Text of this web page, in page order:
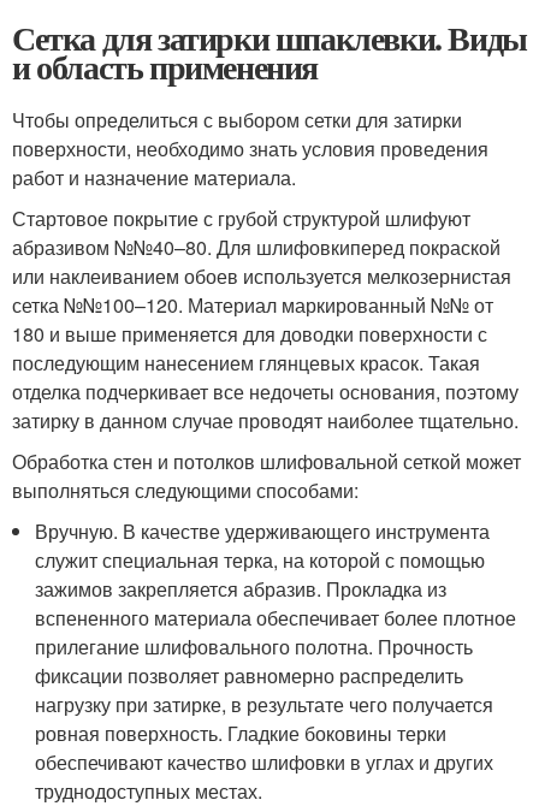
Сетка для затирки шпаклевки. Виды
и область применения
Чтобы определиться с выбором сетки для затирки
поверхности, необходимо знать условия проведения
работ и назначение материала.
Стартовое покрытие с грубой структурой шлифуют
абразивом №№40–80. Для шлифовкиперед покраской
или наклеиванием обоев используется мелкозернистая
сетка №№100–120. Материал маркированный №№ от
180 и выше применяется для доводки поверхности с
последующим нанесением глянцевых красок. Такая
отделка подчеркивает все недочеты основания, поэтому
затирку в данном случае проводят наиболее тщательно.
Обработка стен и потолков шлифовальной сеткой может
выполняться следующими способами:
Вручную. В качестве удерживающего инструмента
служит специальная терка, на которой с помощью
зажимов закрепляется абразив. Прокладка из
вспененного материала обеспечивает более плотное
прилегание шлифовального полотна. Прочность
фиксации позволяет равномерно распределить
нагрузку при затирке, в результате чего получается
ровная поверхность. Гладкие боковины терки
обеспечивают качество шлифовки в углах и других
труднодоступных местах.